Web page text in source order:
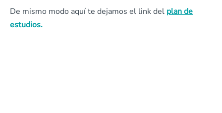
De mismo modo aquí te dejamos el link del plan de
estudios.